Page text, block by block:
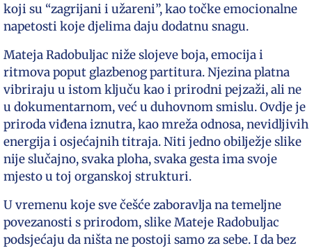
koji su “zagrijani i užareni”, kao točke emocionalne
napetosti koje djelima daju dodatnu snagu.
Mateja Radobuljac niže slojeve boja, emocija i
ritmova poput glazbenog partitura. Njezina platna
vibriraju u istom ključu kao i prirodni pejzaži, ali ne
u dokumentarnom, već u duhovnom smislu. Ovdje je
priroda viđena iznutra, kao mreža odnosa, nevidljivih
energija i osjećajnih titraja. Niti jedno obilježje slike
nije slučajno, svaka ploha, svaka gesta ima svoje
mjesto u toj organskoj strukturi.
U vremenu koje sve češće zaboravlja na temeljne
povezanosti s prirodom, slike Mateje Radobuljac
podsjećaju da ništa ne postoji samo za sebe. I da bez